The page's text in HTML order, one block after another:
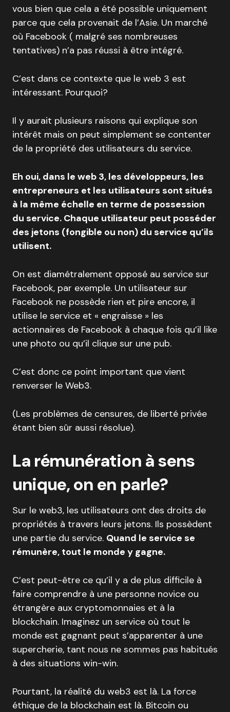
vous bien que cela a été possible uniquement
parce que cela provenait de l’Asie. Un marché
où Facebook ( malgré ses nombreuses
tentatives) n’a pas réussi à être intégré.
C’est dans ce contexte que le web 3 est
intéressant. Pourquoi?
Il y aurait plusieurs raisons qui explique son
intérêt mais on peut simplement se contenter
de la propriété des utilisateurs du service.
Eh oui, dans le web 3, les développeurs, les
entrepreneurs et les utilisateurs sont situés
à la même échelle en terme de possession
du service. Chaque utilisateur peut posséder
des jetons (fongible ou non) du service qu’ils
utilisent.
On est diamétralement opposé au service sur
Facebook, par exemple. Un utilisateur sur
Facebook ne possède rien et pire encore, il
utilise le service et « engraisse » les
actionnaires de Facebook à chaque fois qu’il like
une photo ou qu’il clique sur une pub.
C’est donc ce point important que vient
renverser le Web3.
(Les problèmes de censures, de liberté privée
étant bien sûr aussi résolue).
La rémunération à sens
unique, on en parle?
Sur le web3, les utilisateurs ont des droits de
propriétés à travers leurs jetons. Ils possèdent
une partie du service. Quand le service se
rémunère, tout le monde y gagne.
C’est peut-être ce qu’il y a de plus difficile à
faire comprendre à une personne novice ou
étrangère aux cryptomonnaies et à la
blockchain. Imaginez un service où tout le
monde est gagnant peut s’apparenter à une
supercherie, tant nous ne sommes pas habitués
à des situations win-win.
Pourtant, la réalité du web3 est là. La force
éthique de la blockchain est là. Bitcoin ou